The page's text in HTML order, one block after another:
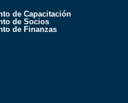
de Capacitación
de Socios
de Finanzas